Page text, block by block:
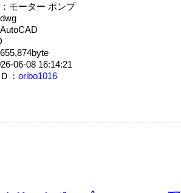
モーター ポンプ
06-08 16:14:21
： oribo1016